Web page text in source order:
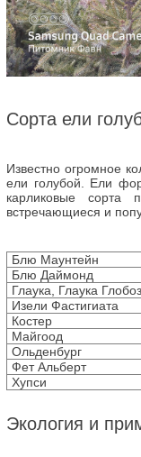
Сорта ели
Известно огромное
ели голубой. Ели
карликовые сорта
встречающиеся и
Блю Маунтейн
Блю Даймонд
Глаука, Глаука
Изели Фастигиата
Костер
Майгоод
Ольденбург
Фет Альберт
Хупси
Экология и